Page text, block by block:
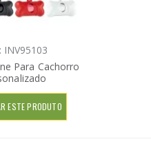
INV95103
Para Cachorro
ESTE PRODUTO